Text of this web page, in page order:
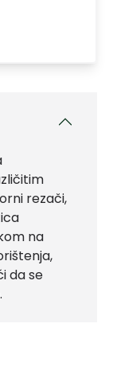
rezači,
na
da se